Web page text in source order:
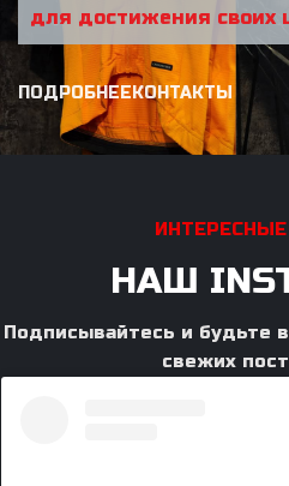
для достижения своих
ПОДРОБНЕЕ КОНТАКТЫ
НАШ
Подписывайтесь и будьте
свежих